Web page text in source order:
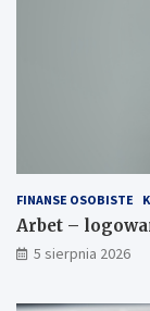
FINANSE OSOBISTE
Arbet –
5 sierpnia 2026